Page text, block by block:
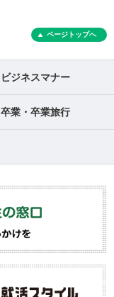
ページトップへ
ビジネスマナー
卒業・卒業旅行